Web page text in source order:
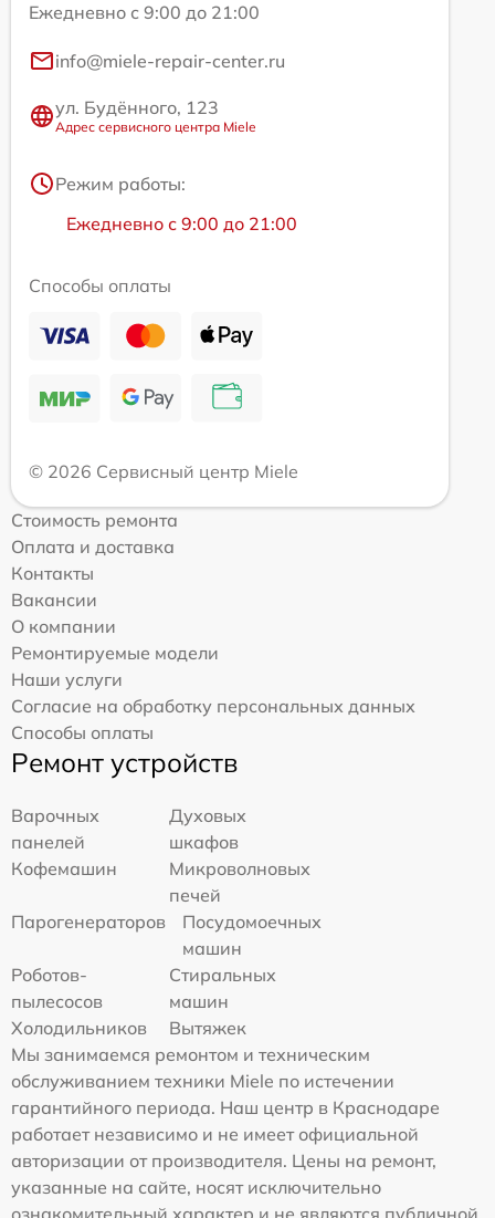
Ежедневно с 9:00 до 21:00
info@miele-repair-center.ru
ул. Будённого, 123
Адрес сервисного центра Miele
Режим работы:
Ежедневно с 9:00 до 21:00
Способы оплаты
© 2026 Сервисный центр Miele
Стоимость ремонта
Оплата и доставка
Контакты
Вакансии
О компании
Ремонтируемые модели
Наши услуги
Согласие на обработку персональных данных
Способы оплаты
Ремонт устройств
Варочных
панелей
Духовых
шкафов
Кофемашин
Микроволновых
печей
Парогенераторов
Посудомоечных
машин
Роботов-
пылесосов
Стиральных
машин
Холодильников
Вытяжек
Мы занимаемся ремонтом и техническим
обслуживанием техники Miele по истечении
гарантийного периода. Наш центр в Краснодаре
работает независимо и не имеет официальной
авторизации от производителя. Цены на ремонт,
указанные на сайте, носят исключительно
ознакомительный характер и не являются публичной